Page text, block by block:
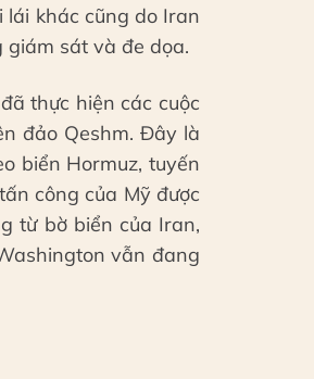
khác cũng do Iran
sát và đe dọa.
thực hiện các cuộc
đảo Qeshm. Đây là
biển Hormuz, tuyến
công của Mỹ được
từ bờ biển của Iran,
vẫn đang